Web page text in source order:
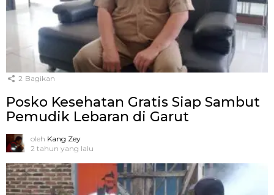
2 Bagikan
Posko Kesehatan Gratis Siap Sambut
Pemudik Lebaran di Garut
oleh Kang Zey
2 tahun yang lalu